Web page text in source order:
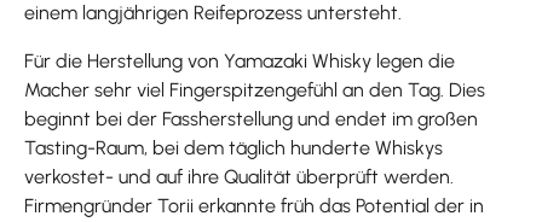
einem langjährigen Reifeprozess untersteht.
Für die Herstellung von Yamazaki Whisky legen die
Macher sehr viel Fingerspitzengefühl an den Tag. Dies
beginnt bei der Fassherstellung und endet im großen
Tasting-Raum, bei dem täglich hunderte Whiskys
verkostet- und auf ihre Qualität überprüft werden.
Firmengründer Torii erkannte früh das Potential der in